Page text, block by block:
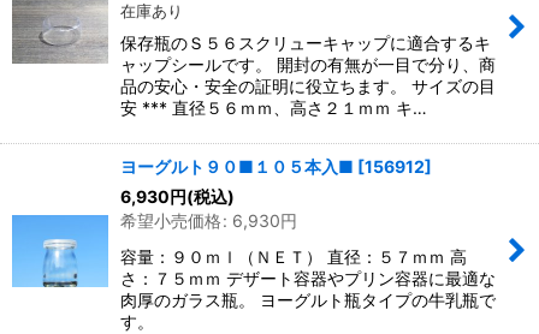
在庫あり
保存瓶のＳ５６スクリューキャップに適合するキ
ャップシールです。 開封の有無が一目で分り、商
品の安心・安全の証明に役立ちます。 サイズの目
安 *** 直径５６ｍｍ、高さ２１ｍｍ キ…
ヨーグルト９０■１０５本入■ [156912]
6,930円(税込)
希望小売価格: 6,930円
容量：９０ｍｌ（ＮＥＴ） 直径：５７ｍｍ 高
さ：７５ｍｍ デザート容器やプリン容器に最適な
肉厚のガラス瓶。 ヨーグルト瓶タイプの牛乳瓶で
す。